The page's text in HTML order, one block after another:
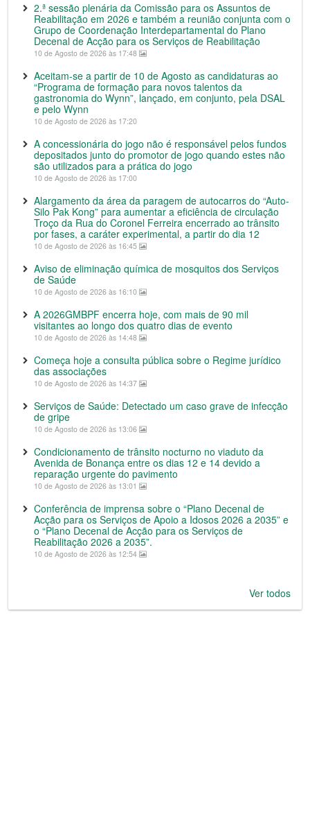
2.ª sessão plenária da Comissão para os Assuntos de
Reabilitação em 2026 e também a reunião conjunta com o
Grupo de Coordenação Interdepartamental do Plano
Decenal de Acção para os Serviços de Reabilitação
10 de Agosto de 2026 às 17:48
Aceitam-se a partir de 10 de Agosto as candidaturas ao
“Programa de formação para novos talentos da
gastronomia do Wynn”, lançado, em conjunto, pela DSAL
e pelo Wynn
10 de Agosto de 2026 às 17:20
A concessionária do jogo não é responsável pelos fundos
depositados junto do promotor de jogo quando estes não
são utilizados para a prática do jogo
10 de Agosto de 2026 às 17:00
Alargamento da área da paragem de autocarros do “Auto-
Silo Pak Kong” para aumentar a eficiência de circulação
Troço da Rua do Coronel Ferreira encerrado ao trânsito
por fases, a caráter experimental, a partir do dia 12
10 de Agosto de 2026 às 16:45
Aviso de eliminação química de mosquitos dos Serviços
de Saúde
10 de Agosto de 2026 às 16:10
A 2026GMBPF encerra hoje, com mais de 90 mil
visitantes ao longo dos quatro dias de evento
10 de Agosto de 2026 às 14:48
Começa hoje a consulta pública sobre o Regime jurídico
das associações
10 de Agosto de 2026 às 14:37
Serviços de Saúde: Detectado um caso grave de infecção
de gripe
10 de Agosto de 2026 às 13:06
Condicionamento de trânsito nocturno no viaduto da
Avenida de Bonança entre os dias 12 e 14 devido a
reparação urgente do pavimento
10 de Agosto de 2026 às 13:01
Conferência de imprensa sobre o “Plano Decenal de
Acção para os Serviços de Apoio a Idosos 2026 a 2035” e
o “Plano Decenal de Acção para os Serviços de
Reabilitação 2026 a 2035”.
10 de Agosto de 2026 às 12:54
Ver todos